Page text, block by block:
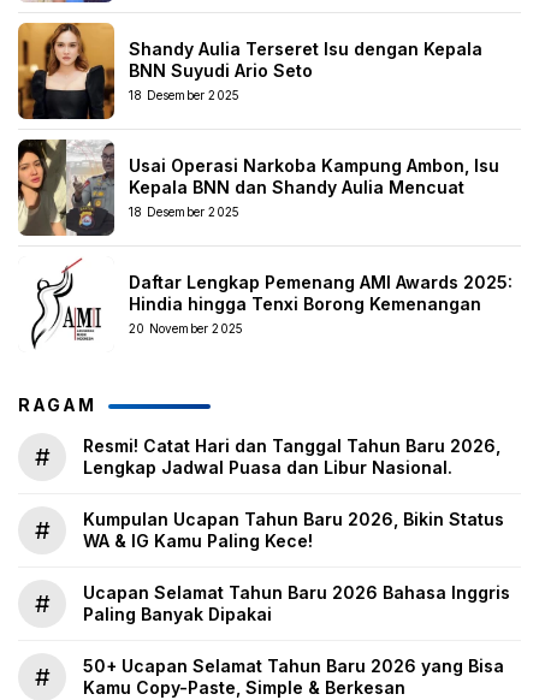
Shandy Aulia Terseret Isu dengan Kepala
BNN Suyudi Ario Seto
18 Desember 2025
Usai Operasi Narkoba Kampung Ambon, Isu
Kepala BNN dan Shandy Aulia Mencuat
18 Desember 2025
Daftar Lengkap Pemenang AMI Awards 2025:
Hindia hingga Tenxi Borong Kemenangan
20 November 2025
RAGAM
#
Resmi! Catat Hari dan Tanggal Tahun Baru 2026,
Lengkap Jadwal Puasa dan Libur Nasional.
#
Kumpulan Ucapan Tahun Baru 2026, Bikin Status
WA & IG Kamu Paling Kece!
#
Ucapan Selamat Tahun Baru 2026 Bahasa Inggris
Paling Banyak Dipakai
#
50+ Ucapan Selamat Tahun Baru 2026 yang Bisa
Kamu Copy-Paste, Simple & Berkesan